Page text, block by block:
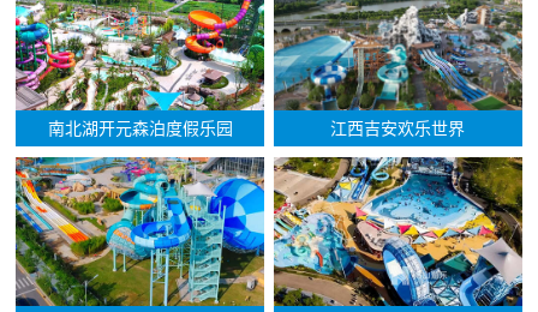
南北湖开元森泊度假乐园 江西吉安欢乐世界